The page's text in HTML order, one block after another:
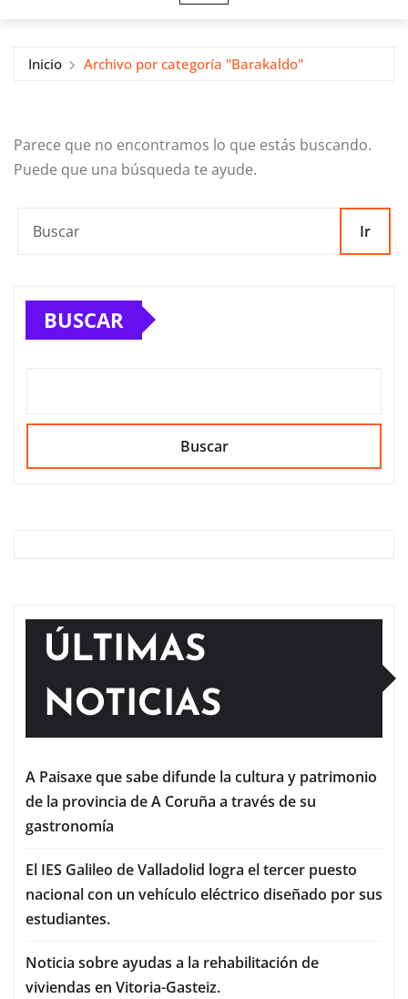
Inicio Archivo por categoría "Barakaldo"
Parece que no encontramos lo que estás buscando.
Puede que una búsqueda te ayude.
Ir
BUSCAR
Buscar
ÚLTIMAS
NOTICIAS
A Paisaxe que sabe difunde la cultura y patrimonio
de la provincia de A Coruña a través de su
gastronomía
El IES Galileo de Valladolid logra el tercer puesto
nacional con un vehículo eléctrico diseñado por sus
estudiantes.
Noticia sobre ayudas a la rehabilitación de
viviendas en Vitoria-Gasteiz.